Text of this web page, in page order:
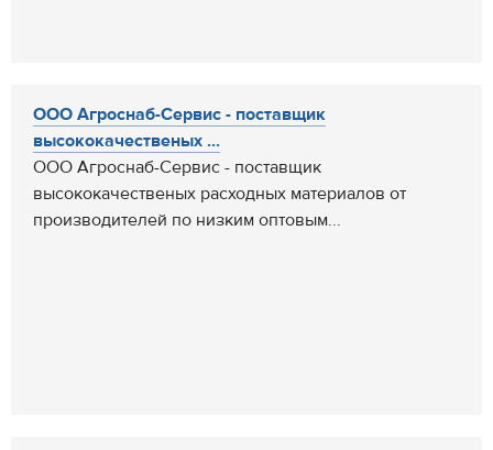
ООО Агроснаб-Сервис - поставщик
высококачественых ...
ООО Агроснаб-Сервис - поставщик
высококачественых расходных материалов от
производителей по низким оптовым...